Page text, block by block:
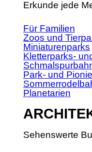
Erkunde jede
Für Familien
Zoos und
Miniaturenparks
Kletterparks-
Park- und
Planetarien
Sehenswerte